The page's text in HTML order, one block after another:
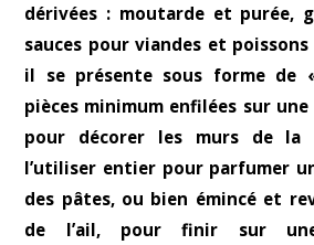
dérivées : moutarde et purée,
sauces pour viandes et
il se présente sous forme de
pièces minimum enfilées sur
pour décorer les murs de la
l’utiliser entier pour parfumer
des pâtes, ou bien émincé et
de l’ail, pour finir sur